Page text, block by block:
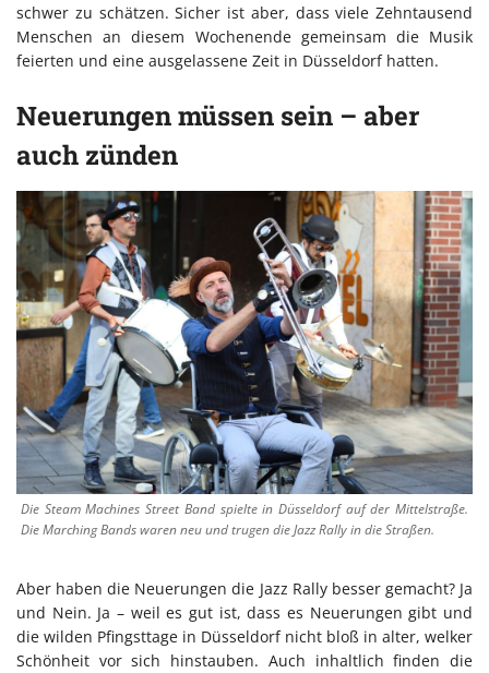
schwer zu schätzen. Sicher ist aber, dass viele Zehntausend
Menschen an diesem Wochenende gemeinsam die Musik
feierten und eine ausgelassene Zeit in Düsseldorf hatten.
Neuerungen müssen sein – aber
auch zünden
Die Steam Machines Street Band spielte in Düsseldorf auf der Mittelstraße.
Die Marching Bands waren neu und trugen die Jazz Rally in die Straßen.
Aber haben die Neuerungen die Jazz Rally besser gemacht? Ja
und Nein. Ja – weil es gut ist, dass es Neuerungen gibt und
die wilden Pfingsttage in Düsseldorf nicht bloß in alter, welker
Schönheit vor sich hinstauben. Auch inhaltlich finden die